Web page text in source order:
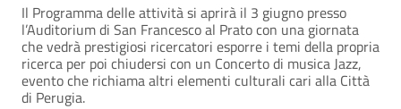
Il Programma delle attività si aprirà il 3 giugno presso
l’Auditorium di San Francesco al Prato con una giornata
che vedrà prestigiosi ricercatori esporre i temi della propria
ricerca per poi chiudersi con un Concerto di musica Jazz,
evento che richiama altri elementi culturali cari alla Città
di Perugia.